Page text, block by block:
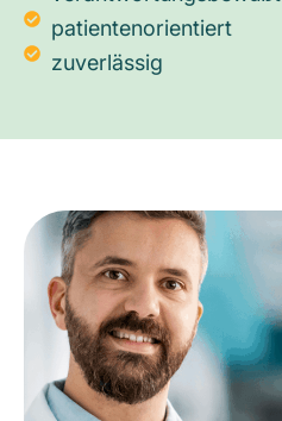
patientenorientiert
zuverlässig